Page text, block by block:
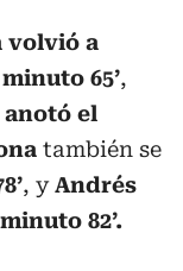
volvió a
65’,
el
también se
, yAndrés
82’.